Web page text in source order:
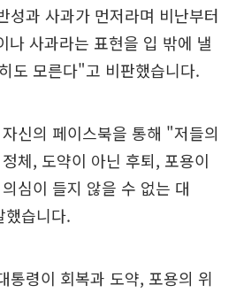
성과 사과가 먼저라며 비난부터
사과라는 표현을 입 밖에 낼
도 모른다"고 비판했습니다.
신의 페이스북을 통해 "저들의
체, 도약이 아닌 후퇴, 포용이
심이 들지 않을 수 없는 대
습니다.
통령이 회복과 도약, 포용의 위